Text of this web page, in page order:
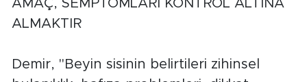
AMAÇ, SEMPTOMLARI KONTROL ALTINA
ALMAKTIR
Demir, "Beyin sisinin belirtileri zihinsel